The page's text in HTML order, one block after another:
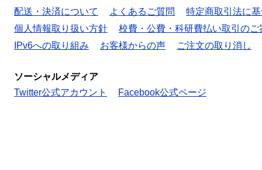
配送・決済について
よくあるご質問
特定商取引法に
個人情報取り扱い方針
校費・公費・科研費払い取引のご
IPv6への取り組み
お客様からの声 ご注文の取り消し
ソーシャルメディア
Twitter公式アカウント
Facebook公式ページ